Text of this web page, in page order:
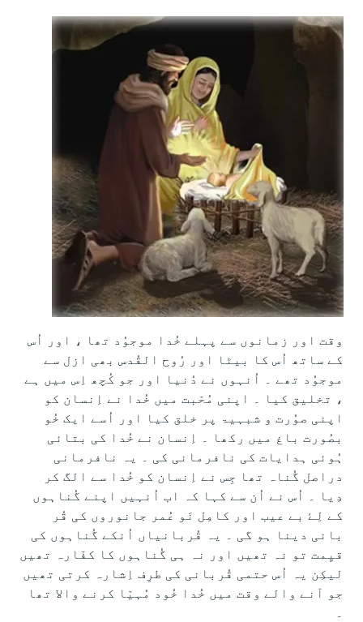
وقت اور زمانوں سے پہلے خُدا موجوُد تھا ، اور اُس
کے ساتھ اُس کا بیٹا اور رُوح القُدس بھی ازل سے
موجوُد تھے ۔ اُنہوں نے دُنیا اور جو کُچھ اِس میں ہے
، تخلیق کیا ۔ اپنی مُحّبت میں خُدا نے اِنسان کو
اپنی صوُرت و شبہیۃ پر خلق کیا اور اُسے ایک خُو
بصُورت باغ میں رکھا ۔ اِنسان نے خُدا کی بتائی
ہُوئی ہدایات کی نافرمانی کی ۔ یہ نافرمانی
دراصل گُناہ تھا جِس نے اِنسان کو خُدا سے الگ کر
دِیا ۔ اُس نے اُن سے کہا کہ اب اُنہیں اپنے گُناہوں
کے لِۓ بے عیب اور کامِل نَو عُمر جانوروں کی قُر
بانی دینا ہو گی ۔ یہ قُربانیاں اُنکے گُناہوں کی
قیِمت تو نہ تھیں اور نہ ہی گُناہوں کا کفّارہ تھیں
لیکِن یہ اُس حتمی قُربانی کی طرِف اِشارہ کرتی تھیں
جو آنے والے وقت میں خُدا خُود مُہیّا کرنے والا تھا
۔